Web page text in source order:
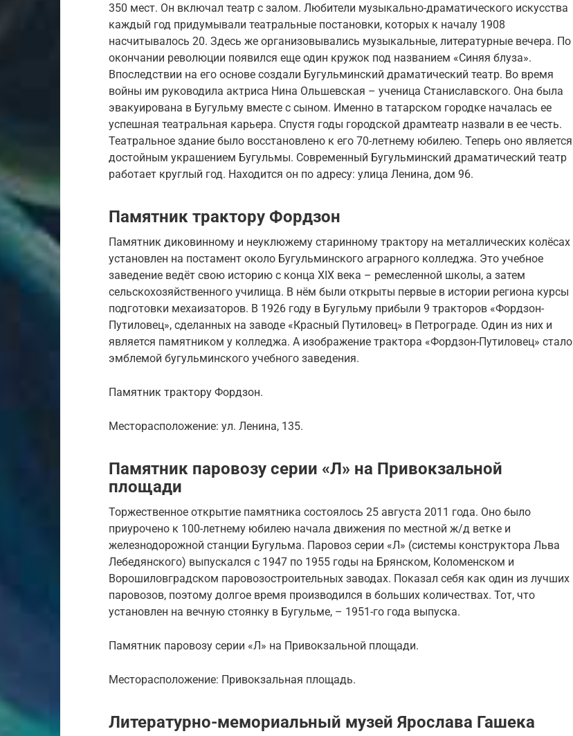
350 мест. Он включал театр с залом. Любители музыкально-драматического искусства
каждый год придумывали театральные постановки, которых к началу 1908
насчитывалось 20. Здесь же организовывались музыкальные, литературные вечера. По
окончании революции появился еще один кружок под названием «Синяя блуза».
Впоследствии на его основе создали Бугульминский драматический театр. Во время
войны им руководила актриса Нина Ольшевская – ученица Станиславского. Она была
эвакуирована в Бугульму вместе с сыном. Именно в татарском городке началась ее
успешная театральная карьера. Спустя годы городской драмтеатр назвали в ее честь.
Театральное здание было восстановлено к его 70-летнему юбилею. Теперь оно является
достойным украшением Бугульмы. Современный Бугульминский драматический театр
работает круглый год. Находится он по адресу: улица Ленина, дом 96.
Памятник трактору Фордзон
Памятник диковинному и неуклюжему старинному трактору на металлических колёсах
установлен на постамент около Бугульминского аграрного колледжа. Это учебное
заведение ведёт свою историю с концa XIX века – ремесленной школы, а затем
сельскохозяйственного училища. В нём были открыты первые в истории региона курсы
подготовки мехаизаторов. В 1926 году в Бугульму прибыли 9 тракторов «Фордзон-
Путиловец», сделанных на заводе «Красный Путиловец» в Петрограде. Один из них и
является памятником у колледжа. А изображение трактора «Фордзон-Путиловец» стало
эмблемой бугульминского учебного заведения.
Памятник трактору Фордзон.
Месторасположение: ул. Ленина, 135.
Памятник паровозу серии «Л» на Привокзальной
площади
Торжественное открытие памятника состоялось 25 августа 2011 года. Оно было
приурочено к 100-летнему юбилею начала движения по местной ж/д ветке и
железнодорожной станции Бугульма. Паровоз серии «Л» (системы конструктора Льва
Лебедянского) выпускался с 1947 по 1955 годы на Брянском, Коломенском и
Ворошиловградском паровозостроительных заводах. Показал себя как один из лучших
паровозов, поэтому долгое время производился в больших количествах. Тот, что
установлен на вечную стоянку в Бугульме, – 1951-го года выпуска.
Памятник паровозу серии «Л» на Привокзальной площади.
Месторасположение: Привокзальная площадь.
Литературно-мемориальный музей Ярослава Гашека